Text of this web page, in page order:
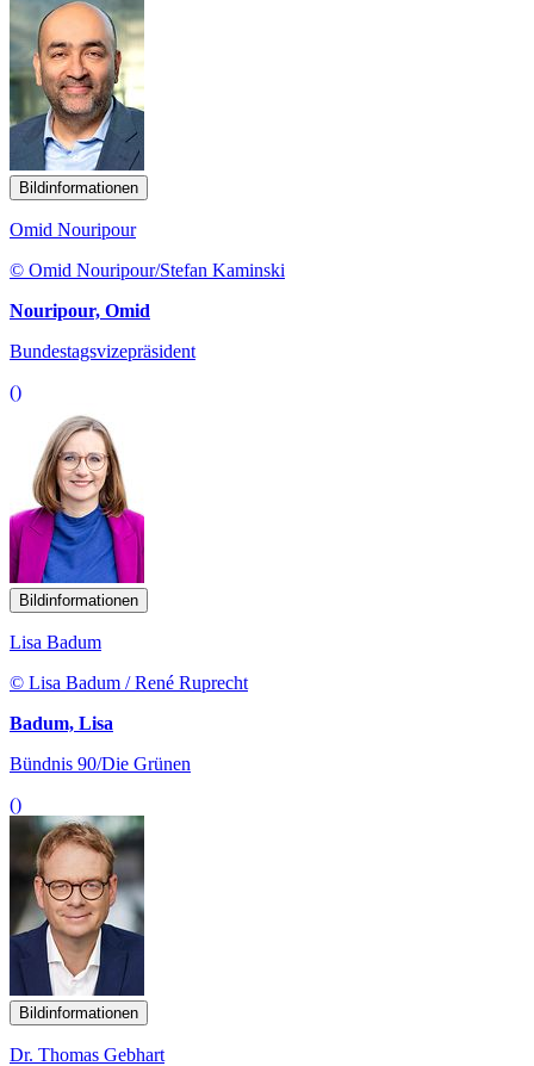
Bildinformationen
Omid Nouripour
© Omid Nouripour/Stefan Kaminski
Nouripour, Omid
Bundestagsvizepräsident
()
Bildinformationen
Lisa Badum
© Lisa Badum / René Ruprecht
Badum, Lisa
Bündnis 90/Die Grünen
()
Bildinformationen
Dr. Thomas Gebhart